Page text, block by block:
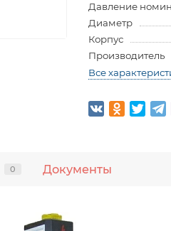
Давление
Диаметр
Корпус
Производитель
Все
0 Документы